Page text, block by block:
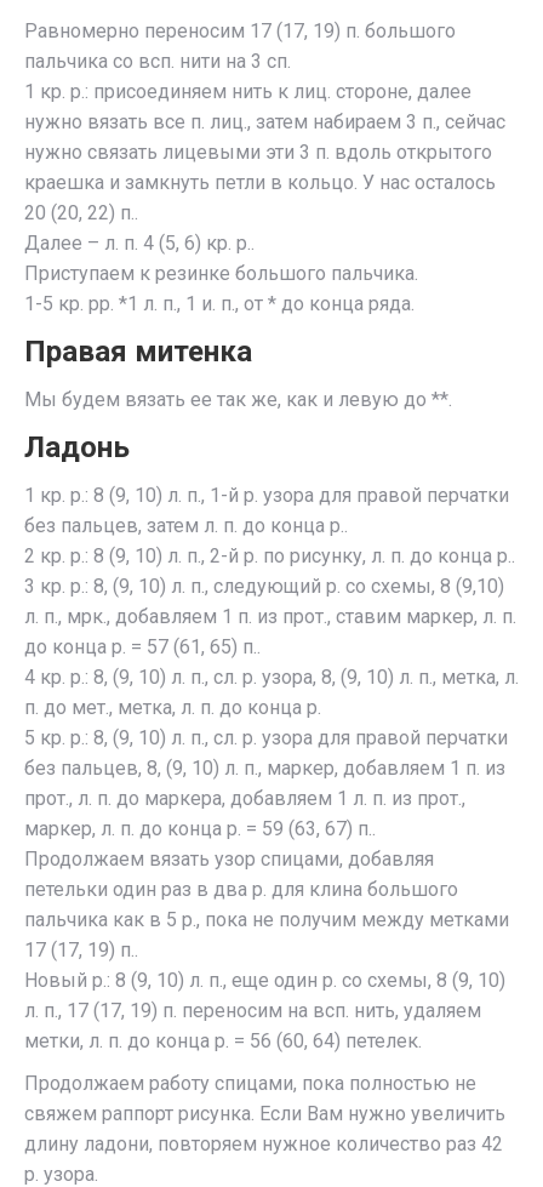
Равномерно переносим 17 (17, 19) п. большого
пальчика со всп. нити на 3 сп.
1 кр. р.: присоединяем нить к лиц. стороне, далее
нужно вязать все п. лиц., затем набираем 3 п., сейчас
нужно связать лицевыми эти 3 п. вдоль открытого
краешка и замкнуть петли в кольцо. У нас осталось
20 (20, 22) п..
Далее – л. п. 4 (5, 6) кр. р..
Приступаем к резинке большого пальчика.
1-5 кр. рр. *1 л. п., 1 и. п., от * до конца ряда.
Правая митенка
Мы будем вязать ее так же, как и левую до **.
Ладонь
1 кр. р.: 8 (9, 10) л. п., 1-й р. узора для правой перчатки
без пальцев, затем л. п. до конца р..
2 кр. р.: 8 (9, 10) л. п., 2-й р. по рисунку, л. п. до конца р..
3 кр. р.: 8, (9, 10) л. п., следующий р. со схемы, 8 (9,10)
л. п., мрк., добавляем 1 п. из прот., ставим маркер, л. п.
до конца р. = 57 (61, 65) п..
4 кр. р.: 8, (9, 10) л. п., сл. р. узора, 8, (9, 10) л. п., метка, л.
п. до мет., метка, л. п. до конца р.
5 кр. р.: 8, (9, 10) л. п., сл. р. узора для правой перчатки
без пальцев, 8, (9, 10) л. п., маркер, добавляем 1 п. из
прот., л. п. до маркера, добавляем 1 л. п. из прот.,
маркер, л. п. до конца р. = 59 (63, 67) п..
Продолжаем вязать узор спицами, добавляя
петельки один раз в два р. для клина большого
пальчика как в 5 р., пока не получим между метками
17 (17, 19) п..
Новый р.: 8 (9, 10) л. п., еще один р. со схемы, 8 (9, 10)
л. п., 17 (17, 19) п. переносим на всп. нить, удаляем
метки, л. п. до конца р. = 56 (60, 64) петелек.
Продолжаем работу спицами, пока полностью не
свяжем раппорт рисунка. Если Вам нужно увеличить
длину ладони, повторяем нужное количество раз 42
р. узора.